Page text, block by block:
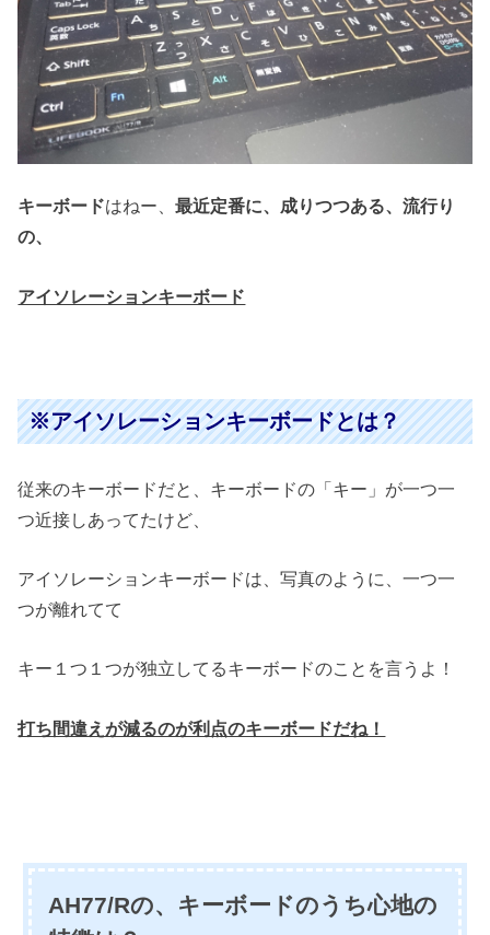
キーボードはねー、最近定番に、成りつつある、流行り
の、
アイソレーションキーボード
※アイソレーションキーボードとは？
従来のキーボードだと、キーボードの「キー」が一つ一
つ近接しあってたけど、
アイソレーションキーボードは、写真のように、一つ一
つが離れてて
キー１つ１つが独立してるキーボードのことを言うよ！
打ち間違えが減るのが利点のキーボードだね！
AH77/Rの、キーボードのうち心地の